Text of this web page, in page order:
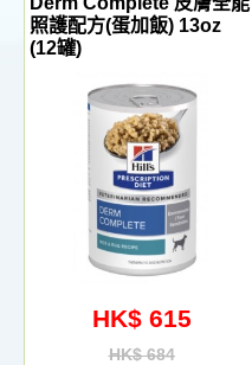
照護配方(蛋加飯) 13oz
(12罐)
HK$ 615
HK$ 684